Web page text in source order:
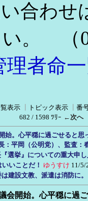
合わせ
。
（
者命
表示 トピック表示
番
682 / 1598 ﾂﾘｰ ←次へ
始。心平穏に過ごせると思
：平岡（公明党）、監査：
選挙』についての重大申
いことだ！ ゆうすけ 11/5/
建設文教、派遣は消防に
会開始。心平穏に過